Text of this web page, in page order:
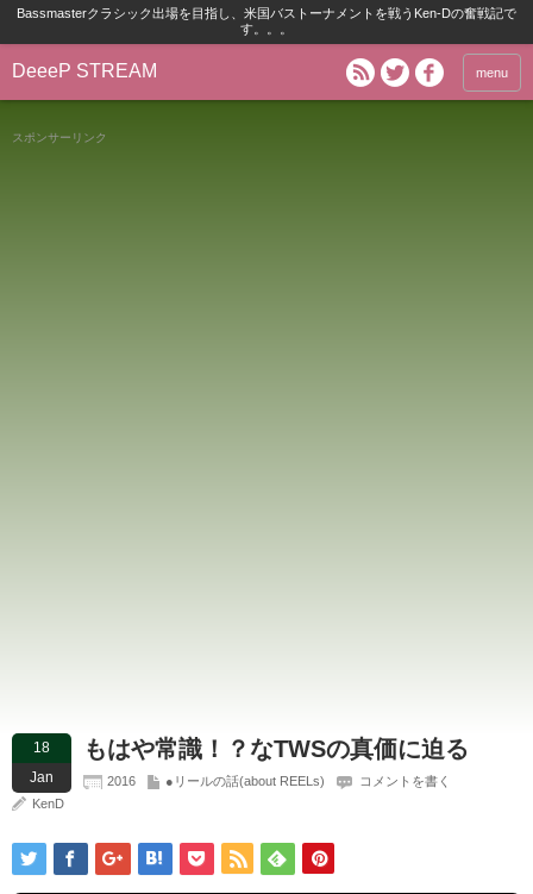
Bassmasterクラシック出場を目指し、米国バストーナメントを戦うKen-Dの奮戦記で
す。。。
DeeeP STREAM menu
スポンサーリンク
18
Jan
もはや常識！？なTWSの真価に迫る
2016 ●リールの話(about REELs)
コメントを書く
KenD